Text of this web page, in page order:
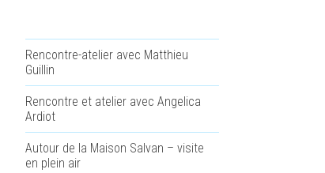
Rencontre-atelier avec Matthieu
Guillin
Rencontre et atelier avec Angelica
Ardiot
Autour de la Maison Salvan – visite
en plein air